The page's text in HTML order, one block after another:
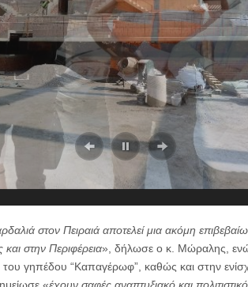
στον Πειραιά αποτελεί μια ακόμη
στην Περιφέρεια», δήλωσε ο κ. Μώραλης, ενώ
γηπέδου “Καπαγέρωφ”, καθώς και στην
«έχουν σαφές αναπτυξιακό και